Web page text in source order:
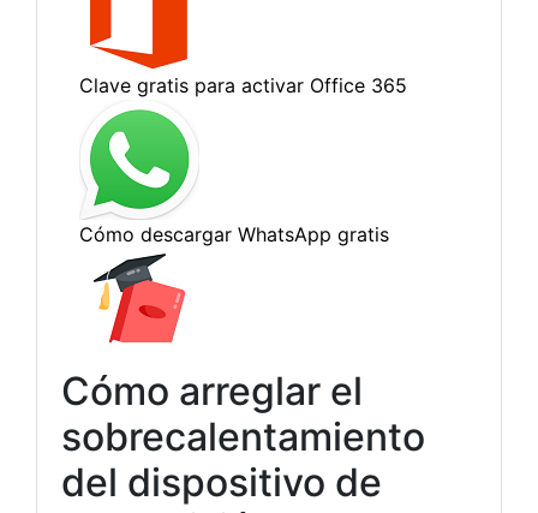
Cómo arreglar el
sobrecalentamiento
del dispositivo de